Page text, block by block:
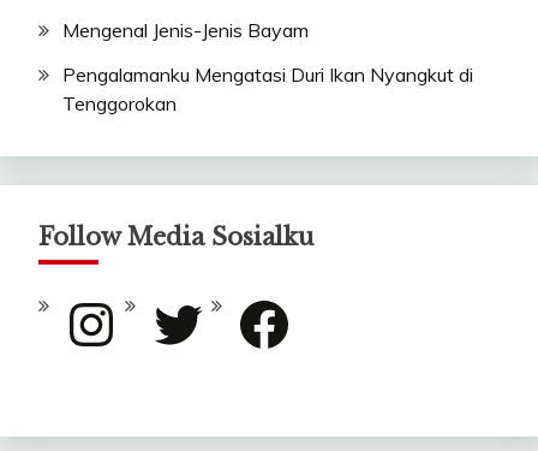
Mengenal Jenis-Jenis Bayam
Pengalamanku Mengatasi Duri Ikan Nyangkut di
Tenggorokan
Follow Media Sosialku
Instagram Twitter Facebook